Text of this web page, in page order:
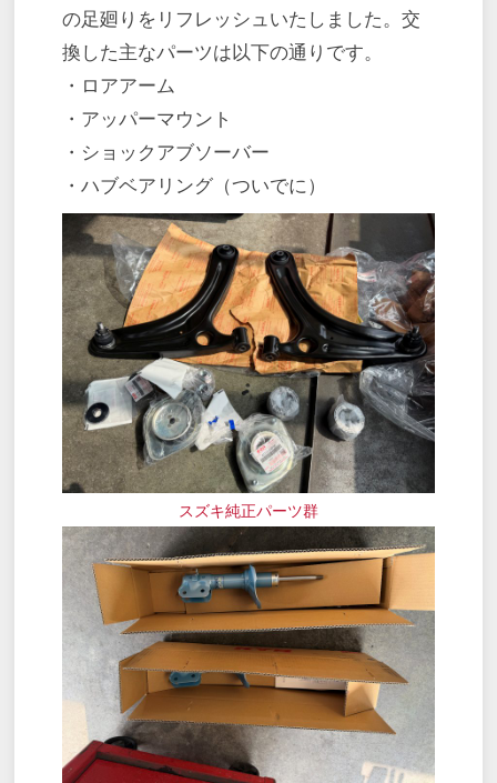
の足廻りをリフレッシュいたしました。交
換した主なパーツは以下の通りです。
・ロアアーム
・アッパーマウント
・ショックアブソーバー
・ハブベアリング（ついでに）
スズキ純正パーツ群